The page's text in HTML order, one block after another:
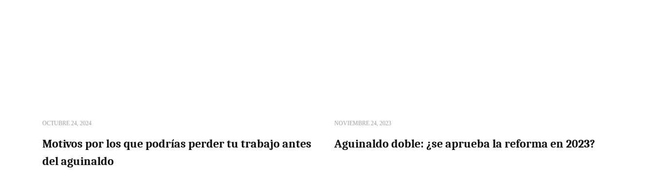
OCTUBRE 24, 2024
Motivos por los que podrías perder tu trabajo antes
del aguinaldo
NOVIEMBRE 24, 2023
Aguinaldo doble: ¿se aprueba la reforma en 2023?